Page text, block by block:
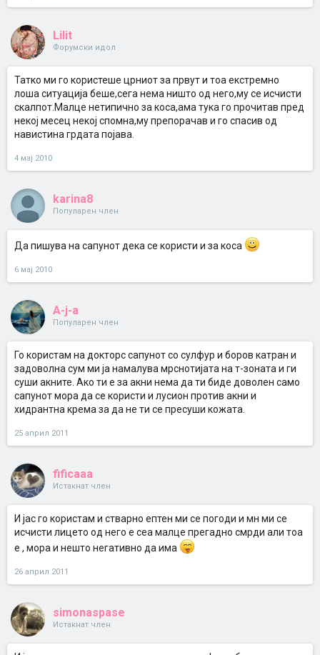
Lilit
Форумски идол
Татко ми го користеше црниот за првут и тоа екстремно
лоша ситуација беше,сега нема ништо од него,му се исчисти
скалпот.Малце нетипично за коса,ама тука го прочитав пред
некој месец некој спомна,му препорачав и го спасив од
навистина грдата појава.
4 мај 2010
karina8
Популарен член
Да пишува на сапунот дека се користи и за коса
6 мај 2010
A-j-a
Популарен член
Го користам на докторс сапунот со сулфур и боров катран и
задоволна сум ми ја намалува мрснотијата на т-зоната и ги
суши акните. Ако ти е за акни нема да ти биде доволен само
сапунот мора да се користи и лусион против акни и
хидрантна крема за да не ти се пресуши кожата.
25 април 2011
fificaaa
Истакнат член
И јас го користам и стварно ептен ми се погоди и мн ми се
исчисти лицето од него е сеа малце прегадно смрди али тоа
е , мора и нешто негативно да има
26 април 2011
simonaspase
Истакнат член